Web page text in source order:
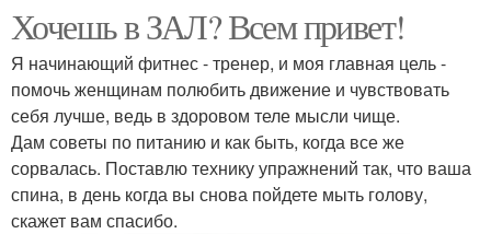
Хочешь в ЗАЛ? Всем привет!
Я начинающий фитнес - тренер, и моя главная цель -
помочь женщинам полюбить движение и чувствовать
себя лучше, ведь в здоровом теле мысли чище.
Дам советы по питанию и как быть, когда все же
сорвалась. Поставлю технику упражнений так, что ваша
спина, в день когда вы снова пойдете мыть голову,
скажет вам спасибо.